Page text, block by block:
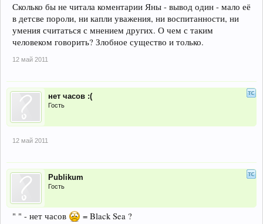
Сколько бы не читала коментарии Яны - вывод один - мало её
в детсве пороли, ни капли уважения, ни воспитанности, ни
умения считаться с мнением других. О чем с таким
человеком говорить? Злобное существо и только.
12 май 2011
нет часов :(
Гость
12 май 2011
Publikum
Гость
" " - нет часов = Black Sea ?